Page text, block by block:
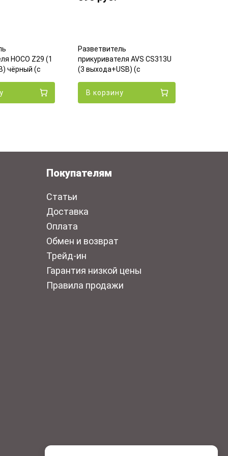
HOCO Z29 (1
чёрный (с
Разветвитель
прикуривателя AVS CS313U
(3 выхода+USB) (с
В корзину
Покупателям
Статьи
Доставка
Оплата
Обмен и возврат
Трейд-ин
Гарантия низкой цены
Правила продажи